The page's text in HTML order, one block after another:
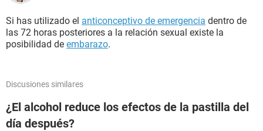
Si has utilizado el anticonceptivo de emergencia dentro de
las 72 horas posteriores a la relación sexual existe la
posibilidad de embarazo.
Discusiones similares
¿El alcohol reduce los efectos de la pastilla del
día después?